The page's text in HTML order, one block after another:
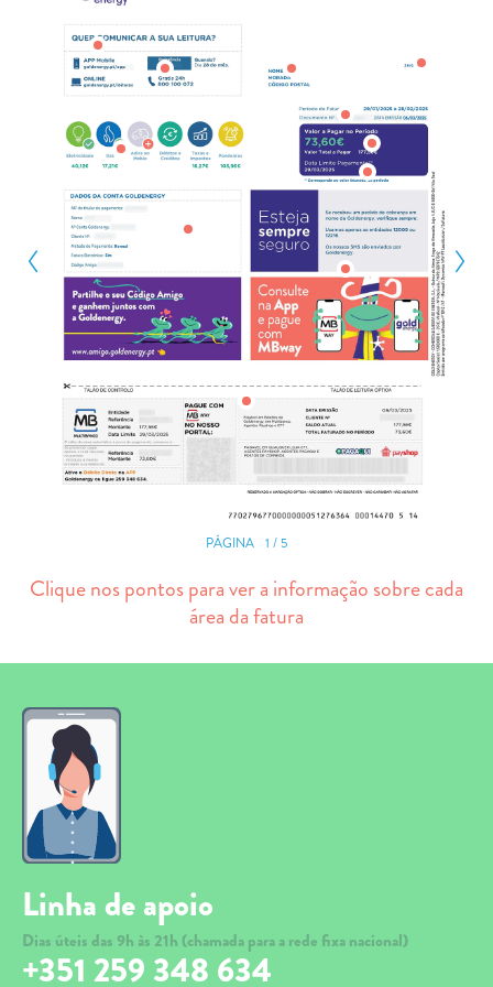
Carregar Fora de Casa
Empresas
Leituras
Sobre nós
Contactos
FAQ
Blog
Mais informações
SERVIÇOS
ROTULAGEM
JUNTE-SE A NÓS
CONTADORES ELÉTRICOS
EFICIÊNCIA ENERGÉTICA
FRAUDE E SEGURANÇA
Preços de referência
Documentos úteis
Política de privacidade
Livro de reclamações
1 / 5
Clique nos pontos para ver a informação sobre cada
área da fatura
Linha de apoio
Dias úteis das 9h às 21h (chamada para a rede fixa nacional)
+351 259 348 634